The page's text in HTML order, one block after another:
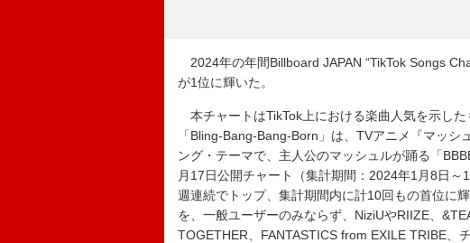
2024年の年間Billboard JAPAN “TikTok Songs
が1位に輝いた。
本チャートはTikTok上における楽曲人気を示し
「Bling-Bang-Bang-Born」は、TVアニメ『マッ
ング・テーマで、主人公のマッシュルが踊る「
月17日公開チャート（集計期間：2024年1月8日
週連続でトップ、集計期間内に計10回もの首位に
を、一般ユーザーのみならず、NiziUやRIIZE、
TOGETHER、FANTASTICS from EXILE TRIBE、